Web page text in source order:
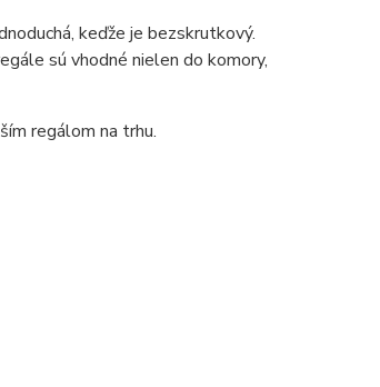
keďže je bezskrutkový.
sú vhodné nielen do komory,
regálom na trhu.